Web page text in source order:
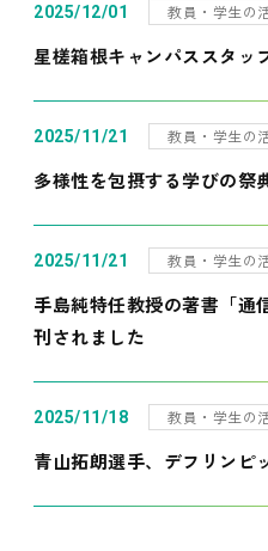
2025/12/01 教員・学生の
星槎箱根キャンパススタッ
2025/11/21 教員・学生の
多様性を包摂する学びの
2025/11/21 教員・学生の
手島純特任教授の著書「通
刊されました
2025/11/18 教員・学生の
青山拓朗選手、デフリンピ